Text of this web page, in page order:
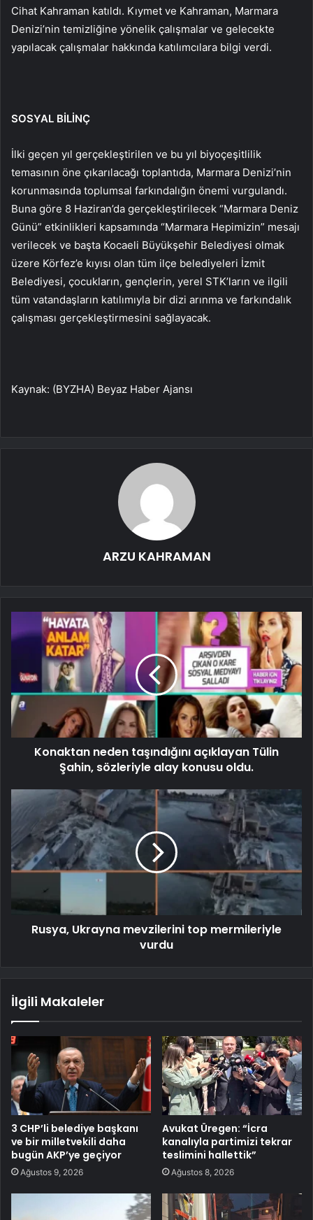
Cihat Kahraman katıldı. Kıymet ve Kahraman, Marmara
Denizi’nin temizliğine yönelik çalışmalar ve gelecekte
yapılacak çalışmalar hakkında katılımcılara bilgi verdi.
SOSYAL BİLİNÇ
İlki geçen yıl gerçekleştirilen ve bu yıl biyoçeşitlilik
temasının öne çıkarılacağı toplantıda, Marmara Denizi’nin
korunmasında toplumsal farkındalığın önemi vurgulandı.
Buna göre 8 Haziran’da gerçekleştirilecek “Marmara Deniz
Günü” etkinlikleri kapsamında “Marmara Hepimizin” mesajı
verilecek ve başta Kocaeli Büyükşehir Belediyesi olmak
üzere Körfez’e kıyısı olan tüm ilçe belediyeleri İzmit
Belediyesi, çocukların, gençlerin, yerel STK’ların ve ilgili
tüm vatandaşların katılımıyla bir dizi arınma ve farkındalık
çalışması gerçekleştirmesini sağlayacak.
Kaynak: (BYZHA) Beyaz Haber Ajansı
ARZU KAHRAMAN
Konaktan neden taşındığını açıklayan Tülin
Şahin, sözleriyle alay konusu oldu.
Rusya, Ukrayna mevzilerini top mermileriyle
vurdu
İlgili Makaleler
3 CHP’li belediye başkanı
ve bir milletvekili daha
bugün AKP’ye geçiyor
Ağustos 9, 2026
Avukat Üregen: “İcra
kanalıyla partimizi tekrar
teslimini hallettik”
Ağustos 8, 2026